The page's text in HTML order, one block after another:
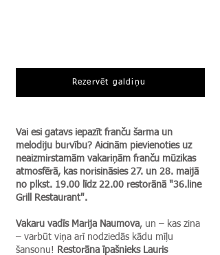
Rezervēt galdiņu
Vai esi gatavs iepazīt franču šarma un
melodiju burvību? Aicinām pievienoties uz
neaizmirstamām vakariņām franču mūzikas
atmosfērā, kas norisināsies 27. un 28. maijā
no plkst. 19.00 līdz 22.00 restorānā "36.line
Grill Restaurant".
Vakaru vadīs Marija Naumova, un – kas zina
– varbūt viņa arī nodziedās kādu mīļu
šansonu!
Restorāna īpašnieks Lauris